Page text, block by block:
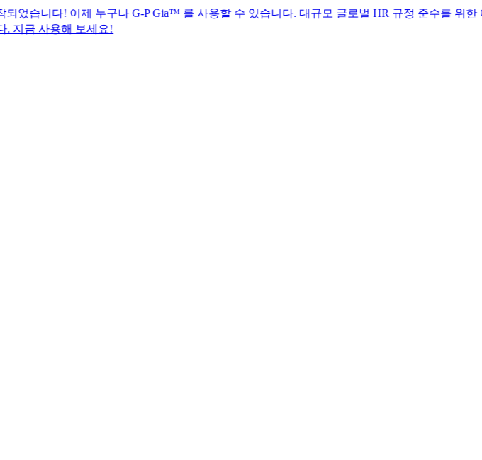
! 이제 누구나 G-P Gia™ 를 사용할 수 있습니다. 대규모 글로벌 HR 규정 준수를 위한 에이전트
해 보세요!​​